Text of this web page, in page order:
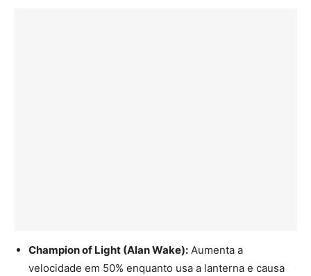
Champion of Light (Alan Wake): Aumenta a
velocidade em 50% enquanto usa a lanterna e causa